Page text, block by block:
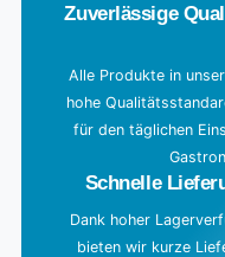
Zuverlässige
Alle Produkte in
hohe
für den täglichen
Schnelle
Dank hoher
bieten wir kurze